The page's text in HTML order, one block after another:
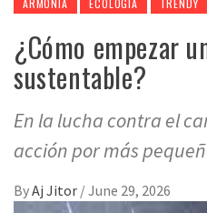
ARMONÍA ECOLOGÍA TRENDY
¿Cómo empezar
sustentable?
En la lucha contra el
acción por más
ByAj Jitor /June 29, 2026